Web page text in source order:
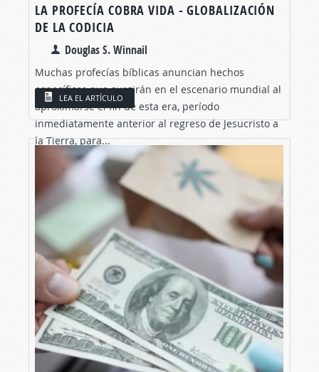
LA PROFECÍA COBRA VIDA - GLOBALIZACIÓN
DE LA CODICIA
Douglas S. Winnail
Muchas profecías bíblicas anuncian hechos
específicos que surgirán en el escenario mundial al
aproximarse el fin de esta era, período
inmediatamente anterior al regreso de Jesucristo a
la Tierra, para...
LEA EL ARTÍCULO